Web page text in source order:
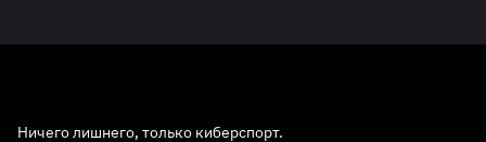
Ничего лишнего, только киберспорт.